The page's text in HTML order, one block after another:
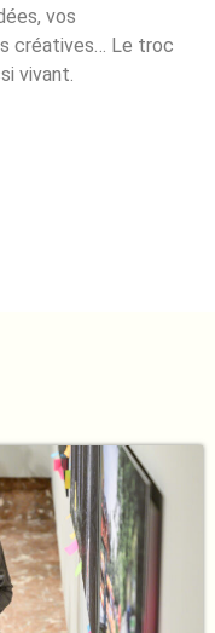
vos
créatives… Le troc
vivant.